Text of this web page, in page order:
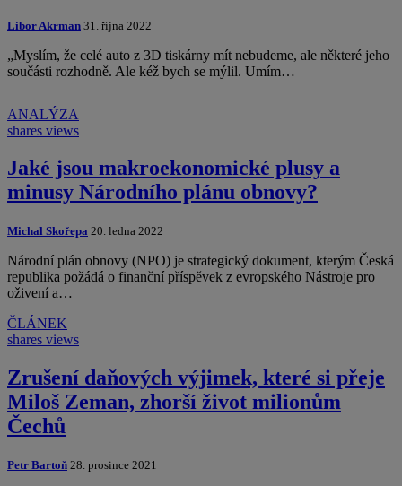
Libor Akrman 31. října 2022
„Myslím, že celé auto z 3D tiskárny mít nebudeme, ale některé jeho
součásti rozhodně. Ale kéž bych se mýlil. Umím…
ANALÝZA
shares views
Jaké jsou makroekonomické plusy a
minusy Národního plánu obnovy?
Michal Skořepa 20. ledna 2022
Národní plán obnovy (NPO) je strategický dokument, kterým Česká
republika požádá o finanční příspěvek z evropského Nástroje pro
oživení a…
ČLÁNEK
shares views
Zrušení daňových výjimek, které si přeje
Miloš Zeman, zhorší život milionům
Čechů
Petr Bartoň 28. prosince 2021